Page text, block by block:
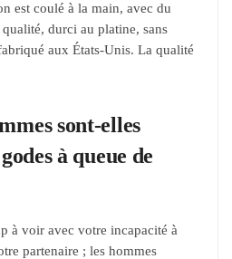
est coulé à la main, avec du
durci au platine, sans
aux États-Unis. La qualité
sont-elles
à queue de
à voir avec votre incapacité à
partenaire ; les hommes